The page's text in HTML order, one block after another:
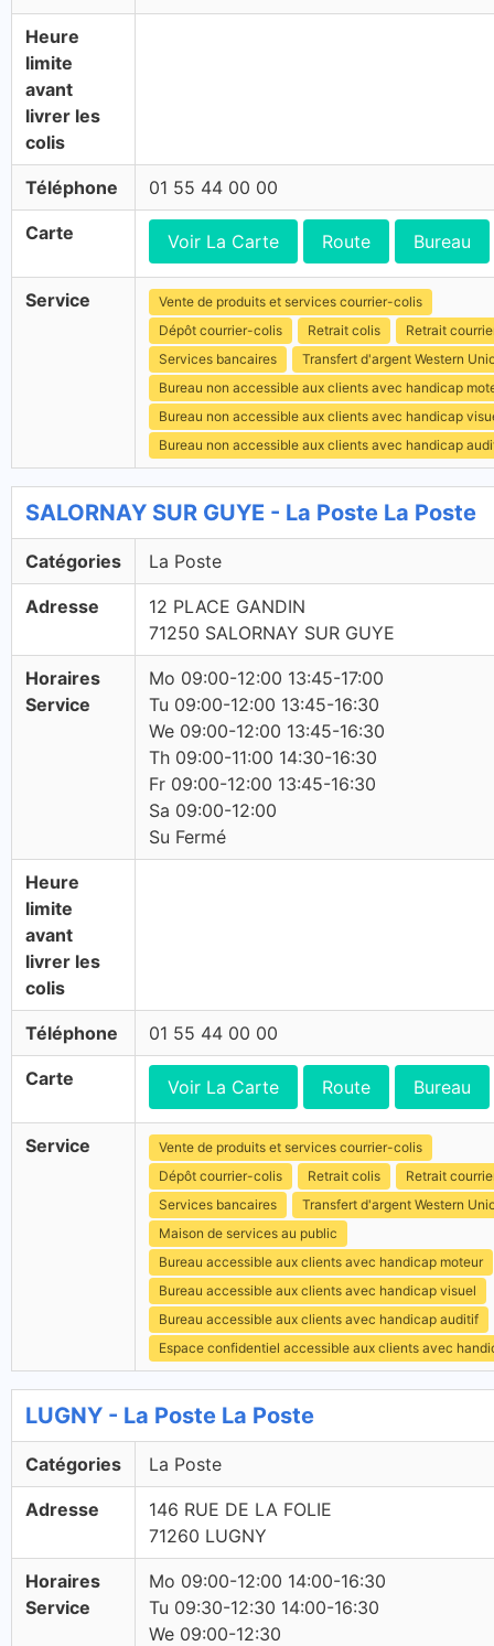
Heure
limite
avant
livrer les
colis
Téléphone 01 55 44 00 00
Carte Voir La Carte Route Bureau
Service
Vente de produits et services courrier-colis
Dépôt courrier-colis
Retrait colis
Retrait
Services bancaires
Transfert d'argent Western
Bureau non accessible aux clients avec handicap
Bureau non accessible aux clients avec handicap
Bureau non accessible aux clients avec handicap
SALORNAY SUR GUYE - La Poste La Poste
Catégories La Poste
Adresse
12 PLACE GANDIN
71250 SALORNAY SUR GUYE
Horaires
Service
Mo 09:00-12:00 13:45-17:00
Tu 09:00-12:00 13:45-16:30
We 09:00-12:00 13:45-16:30
Th 09:00-11:00 14:30-16:30
Fr 09:00-12:00 13:45-16:30
Sa 09:00-12:00
Su Fermé
Heure
limite
avant
livrer les
colis
Téléphone 01 55 44 00 00
Carte Voir La Carte Route Bureau
Service
Vente de produits et services courrier-colis
Dépôt courrier-colis
Retrait colis
Retrait
Services bancaires
Transfert d'argent Western
Maison de services au public
Bureau accessible aux clients avec handicap moteur
Bureau accessible aux clients avec handicap visuel
Bureau accessible aux clients avec handicap auditif
Espace confidentiel accessible aux clients avec
LUGNY - La Poste La Poste
Catégories La Poste
Adresse
146 RUE DE LA FOLIE
71260 LUGNY
Horaires
Service
Mo 09:00-12:00 14:00-16:30
Tu 09:30-12:30 14:00-16:30
We 09:00-12:30